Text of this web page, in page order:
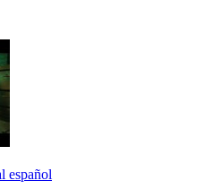
español